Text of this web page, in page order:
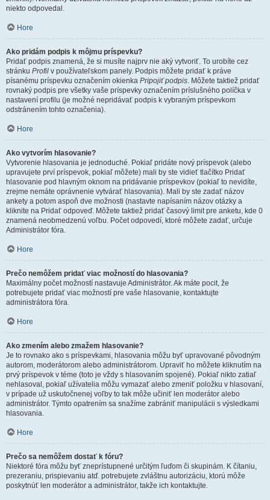
niekto odpovedal.
Hore
Ako pridám podpis k môjmu príspevku?
Pridať podpis znamená, že si musíte najprv nie aký vytvoriť. To urobíte cez
stránku Profil v používateľskom panely. Podpis môžete pridať k práve
písanému príspevku označením okienka Pripojiť podpis. Môžete taktiež pridať
rovnaký podpis pre všetky vaše príspevky označením príslušného políčka v
nastavení profilu (je možné nepridávať podpis k vybraným príspevkom
odstránením tohto označenia).
Hore
Ako vytvorím hlasovanie?
Vytvorenie hlasovania je jednoduché. Pokiaľ pridáte nový príspevok (alebo
upravujete prví príspevok, pokiaľ môžete) mali by ste vidieť tlačítko Pridať
hlasovanie pod hlavným oknom na pridávanie príspevkov (pokiaľ to nevidíte,
zrejme nemáte oprávnenie vytvárať hlasovania). Mali by ste zadať názov
ankety a potom aspoň dve možnosti (nastavte napísaním názov otázky a
kliknite na Pridať odpoveď. Môžete taktiež pridať časový limit pre anketu, kde 0
znamená neobmedzenú voľbu. Počet odpovedí, ktoré môžete zadať, určuje
Administrátor fóra.
Hore
Prečo nemôžem pridať viac možností do hlasovania?
Maximálny počet možností nastavuje Administrátor. Ak máte pocit, že
potrebujete pridať viac možností pre vaše hlasovanie, kontaktujte
administrátora fóra.
Hore
Ako zmením alebo zmažem hlasovanie?
Je to rovnako ako s príspevkami, hlasovania môžu byť upravované pôvodným
autorom, moderátorom alebo administrátorom. Upraviť ho môžete kliknutím na
prvý príspevok v téme (toto je vždy s hlasovaním spojené). Pokiaľ nikto zatiaľ
nehlasoval, pokiaľ užívatelia môžu vymazať alebo zmeniť položku v hlasovaní,
v prípade už uskutočnenej voľby to tak môže učiniť len moderátor alebo
administrátor. Týmto opatrením sa snažíme zabrániť manipulácii s výsledkami
hlasovania.
Hore
Prečo sa nemôžem dostať k fóru?
Niektoré fóra môžu byť zneprístupnené určitým ľuďom či skupinám. K čítaniu,
prezeraniu, prispievaniu atď. potrebujete zvláštnu autorizáciu, ktorú môže
poskytnúť len moderátor a administrátor, takže ich kontaktujte.